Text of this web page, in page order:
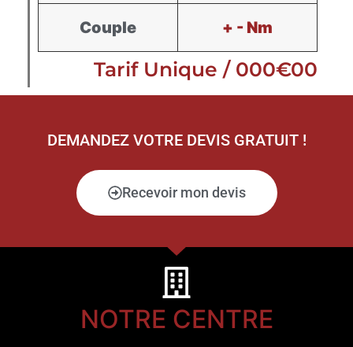
Couple + - Nm
Tarif Unique / 000€00
DEMANDEZ VOTRE DEVIS GRATUIT !
Recevoir mon devis
NOTRE CENTRE